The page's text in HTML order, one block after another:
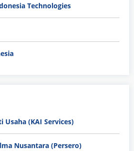
Technologies
Usaha (KAI Services)
Nusantara (Persero)